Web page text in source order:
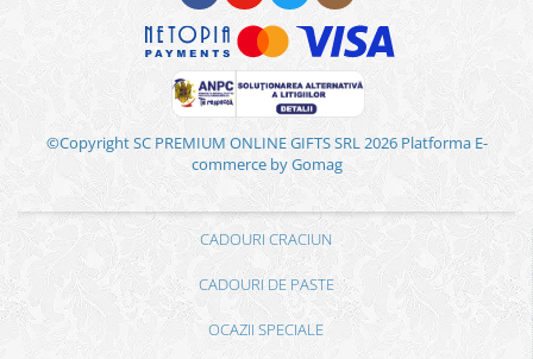
©Copyright SC PREMIUM ONLINE GIFTS SRL 2026 Platforma E-
commerce by Gomag
CADOURI CRACIUN
CADOURI DE PASTE
OCAZII SPECIALE